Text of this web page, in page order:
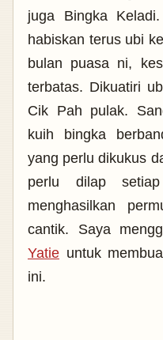
juga Bingka
habiskan terus ubi
bulan puasa ni,
terbatas. Dikuatiri
Cik Pah pulak.
kuih bingka
yang perlu dikukus
perlu dilap
menghasilkan
cantik. Saya
Yatie untuk
ini.